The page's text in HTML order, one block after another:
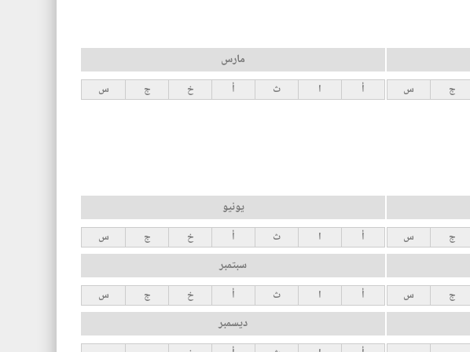
ج س
مارس
أ ا ث أ خ ج س
ج س
يونيو
أ ا ث أ خ ج س
ج س
سبتمبر
أ ا ث أ خ ج س
ديسمبر